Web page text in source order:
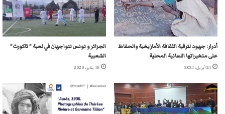
أدرار: جهود لترقية الثقافة الأمازيغية والحفاظ
على متغيراتها اللسانية المحلية
21 أبريل، 2021
الجزائر و تونس تتواجهان في لعبة ” ثاكورث”
الشعبية
15 يناير، 2020